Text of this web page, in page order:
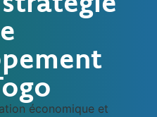
économique et